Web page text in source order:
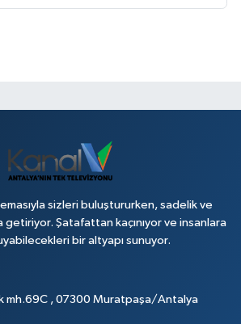
sizleri buluştururken, sadelik ve
getiriyor. Şatafattan kaçınıyor ve insanlara
bir altyapı sunuyor.
mh.69C , 07300 Muratpaşa/Antalya